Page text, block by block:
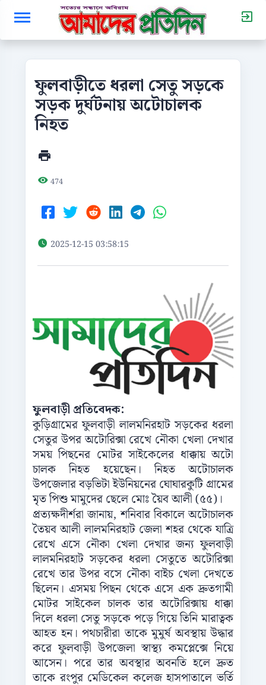
ফুলবাড়ীতে ধরলা সেতু সড়কে
সড়ক দুর্ঘটনায় অটোচালক
নিহত
474
2025-12-15 03:58:15
ফুলবাড়ী প্রতিবেদক:
কুড়িগ্রামের ফুলবাড়ী লালমনিরহাট সড়কের ধরলা
সেতুর উপর অটোরিক্সা রেখে নৌকা খেলা দেখার
সময় পিছনের মোটর সাইকেলের ধাক্কায় অটো
চালক নিহত হয়েছেন। নিহত অটোচালক
উপজেলার বড়ভিটা ইউনিয়নের ঘোঘারকুটি গ্রামের
মৃত পিশু মামুদের ছেলে মোঃ য়ৈব আলী (৫৫)।
প্রত্যক্ষদীর্শরা জানায়, শনিবার বিকালে অটোচালক
তৈয়ব আলী লালমনিরহাট জেলা শহর থেকে যাত্রি
রেখে এসে নৌকা খেলা দেখার জন্য ফুলবাড়ী
লালমনিরহাট সড়কের ধরলা সেতুতে অটোরিক্সা
রেখে তার উপর বসে নৌকা বাইচ খেলা দেখতে
ছিলেন। এসময় পিছন থেকে এসে এক দ্রুতগামী
মোটর সাইকেল চালক তার অটোরিক্সায় ধাক্কা
দিলে ধরলা সেতু সড়কে পড়ে গিয়ে তিনি মারাত্বক
আহত হন। পথচারীরা তাকে মুমুর্ষ অবস্থায় উদ্ধার
করে ফুলবাড়ী উপজেলা স্বাস্থ্য কমপ্লেক্সে নিয়ে
আসেন। পরে তার অবস্থার অবনতি হলে দ্রুত
তাকে রংপুর মেডিকেল কলেজ হাসপাতালে ভর্তি